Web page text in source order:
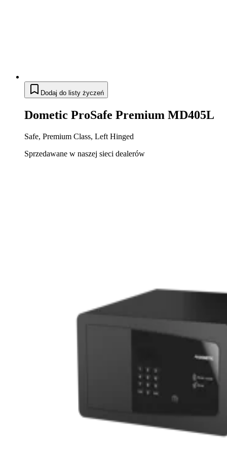
Dodaj do listy życzeń
Dometic ProSafe Premium MD405L
Safe, Premium Class, Left Hinged
Sprzedawane w naszej sieci dealerów